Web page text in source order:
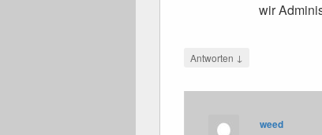
wir
Antworten ↓
weed